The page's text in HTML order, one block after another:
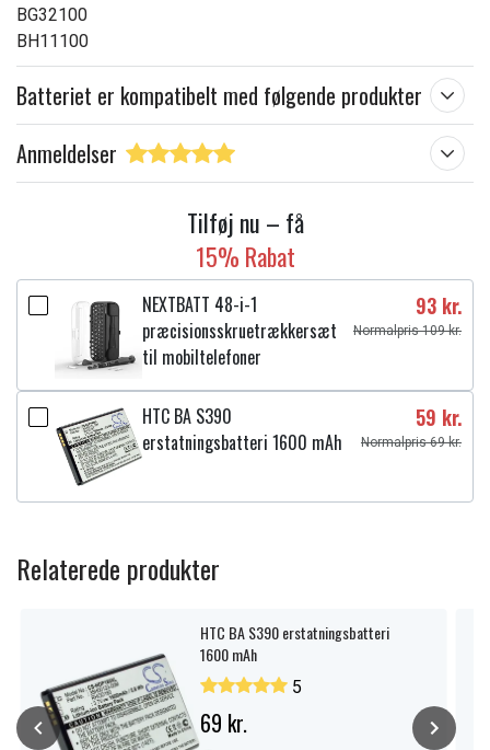
BG32100
BH11100
Batteriet er kompatibelt med følgende produkter
Anmeldelser
Tilføj nu – få
15% Rabat
NEXTBATT 48-i-1
præcisionsskruetrækkersæt
til mobiltelefoner
93 kr.
Normalpris 109 kr.
HTC BA S390
erstatningsbatteri 1600 mAh
59 kr.
Normalpris 69 kr.
Relaterede produkter
HTC BA S390 erstatningsbatteri
1600 mAh
5
69 kr.